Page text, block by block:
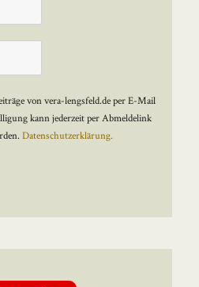
von vera-lengsfeld.de per E-Mail
kann jederzeit per Abmeldelink
Datenschutzerklärung.